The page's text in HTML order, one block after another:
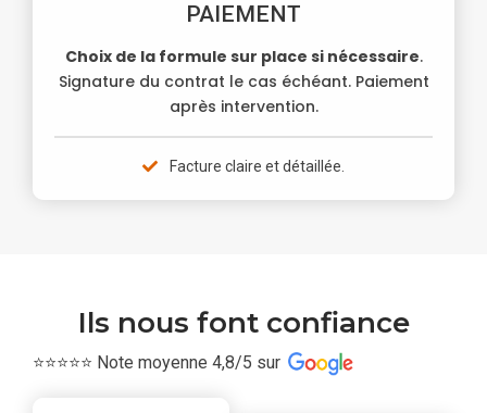
PAIEMENT
Choix de la formule sur place si nécessaire.
Signature du contrat le cas échéant. Paiement
après intervention.
Facture claire et détaillée.
Ils nous font confiance
⭐⭐⭐⭐⭐ Note moyenne 4,8/5 sur